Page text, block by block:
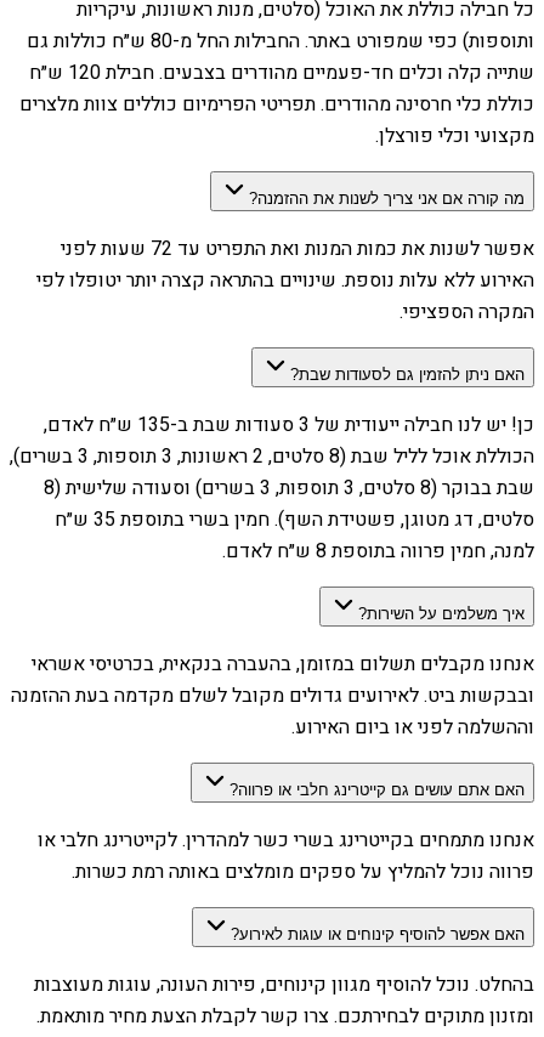
כל חבילה כוללת את האוכל (סלטים, מנות ראשונות, עיקריות
ותוספות) כפי שמפורט באתר. החבילות החל מ-80 ש״ח כוללות גם
שתייה קלה וכלים חד-פעמיים מהודרים בצבעים. חבילת 120 ש״ח
כוללת כלי חרסינה מהודרים. תפריטי הפרימיום כוללים צוות מלצרים
מקצועי וכלי פורצלן.
מה קורה אם אני צריך לשנות את ההזמנה?
אפשר לשנות את כמות המנות ואת התפריט עד 72 שעות לפני
האירוע ללא עלות נוספת. שינויים בהתראה קצרה יותר יטופלו לפי
המקרה הספציפי.
האם ניתן להזמין גם לסעודות שבת?
כן! יש לנו חבילה ייעודית של 3 סעודות שבת ב-135 ש״ח לאדם,
הכוללת אוכל לליל שבת (8 סלטים, 2 ראשונות, 3 תוספות, 3 בשרים),
שבת בבוקר (8 סלטים, 3 תוספות, 3 בשרים) וסעודה שלישית (8
סלטים, דג מטוגן, פשטידת השף). חמין בשרי בתוספת 35 ש״ח
למנה, חמין פרווה בתוספת 8 ש״ח לאדם.
איך משלמים על השירות?
אנחנו מקבלים תשלום במזומן, בהעברה בנקאית, בכרטיסי אשראי
ובבקשות ביט. לאירועים גדולים מקובל לשלם מקדמה בעת ההזמנה
וההשלמה לפני או ביום האירוע.
האם אתם עושים גם קייטרינג חלבי או פרווה?
אנחנו מתמחים בקייטרינג בשרי כשר למהדרין. לקייטרינג חלבי או
פרווה נוכל להמליץ על ספקים מומלצים באותה רמת כשרות.
האם אפשר להוסיף קינוחים או עוגות לאירוע?
בהחלט. נוכל להוסיף מגוון קינוחים, פירות העונה, עוגות מעוצבות
ומזנון מתוקים לבחירתכם. צרו קשר לקבלת הצעת מחיר מותאמת.